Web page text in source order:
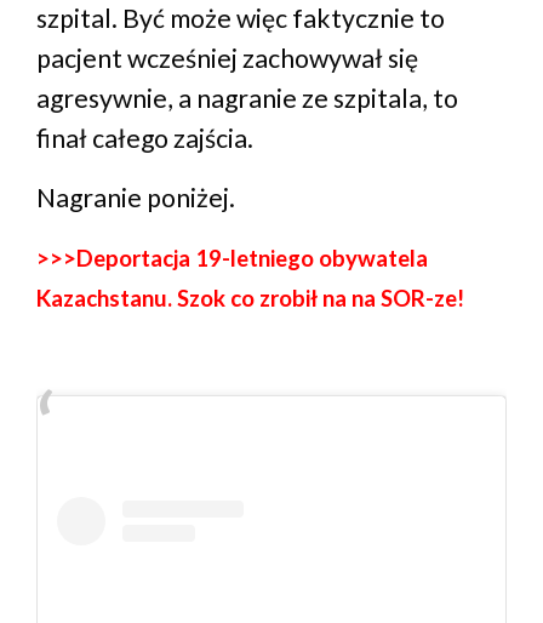
szpital. Być może więc faktycznie to
pacjent wcześniej zachowywał się
agresywnie, a nagranie ze szpitala, to
finał całego zajścia.
Nagranie poniżej.
>>>Deportacja 19-letniego obywatela
Kazachstanu. Szok co zrobił na na SOR-ze!